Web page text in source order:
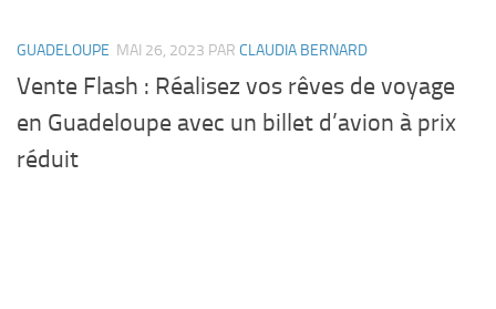
GUADELOUPE MAI 26, 2023 PAR CLAUDIA BERNARD
Vente Flash : Réalisez vos rêves de voyage
en Guadeloupe avec un billet d’avion à prix
réduit